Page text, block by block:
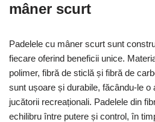
mâner scurt
Padelele cu mâner scurt sunt
fiecare oferind beneficii unice.
polimer, fibră de sticlă și fibră de
sunt ușoare și durabile, făcându-le o
jucătorii recreaționali. Padelele din
echilibru între putere și control, în